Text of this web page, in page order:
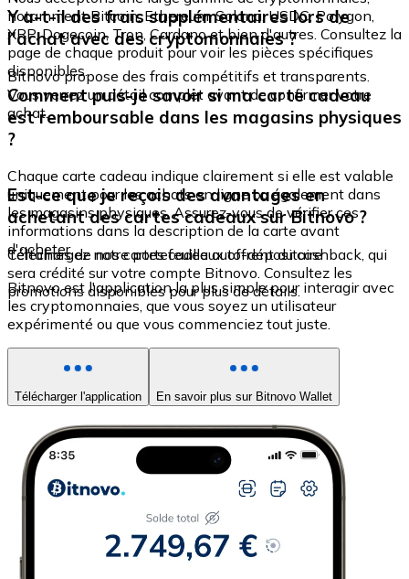
notamment Bitcoin, Ethereum, Solana, USDC, Polygon,
XRP, Dogecoin, Tron, Cardano et bien d'autres. Consultez la
page de chaque produit pour voir les pièces spécifiques
disponibles.
Y a-t-il des frais supplémentaires lors de
l'achat avec des cryptomonnaies ?
Bitnovo propose des frais compétitifs et transparents.
Vous verrez un détail complet avant de confirmer votre
achat.
Comment puis-je savoir si ma carte cadeau
est remboursable dans les magasins physiques
?
Chaque carte cadeau indique clairement si elle est valable
uniquement pour les achats en ligne ou également dans
les magasins physiques. Assurez-vous de vérifier ces
informations dans la description de la carte avant
d'acheter.
Est-ce que je reçois des avantages en
achetant des cartes cadeaux sur Bitnovo ?
Certaines de nos cartes cadeaux offrent du cashback, qui
sera crédité sur votre compte Bitnovo. Consultez les
promotions disponibles pour plus de détails.
Téléchargez notre portefeuille auto-dépositaire
Bitnovo est l'application la plus simple pour interagir avec
les cryptomonnaies, que vous soyez un utilisateur
expérimenté ou que vous commenciez tout juste.
Télécharger l'application En savoir plus sur Bitnovo Wallet